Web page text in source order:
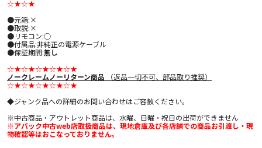
☆★☆★
●元箱:×
●取説:×
●リモコン:○
●付属品:非純正の電源ケーブル
●保証期間:無し
☆★☆★☆★☆★☆★
ノークレームノーリターン商品 （返品一切不可、部品取り推奨）
☆★☆★☆★☆★☆★
◆ジャンク品への詳細のお問い合わせはご容赦ください。
※中古商品・アウトレット商品は、水曜、日曜・祝日の出荷ができません
※アバック中古web店取扱商品は、現地倉庫及び各店舗での商品お引渡し・現
物確認等はおこなっておりません。